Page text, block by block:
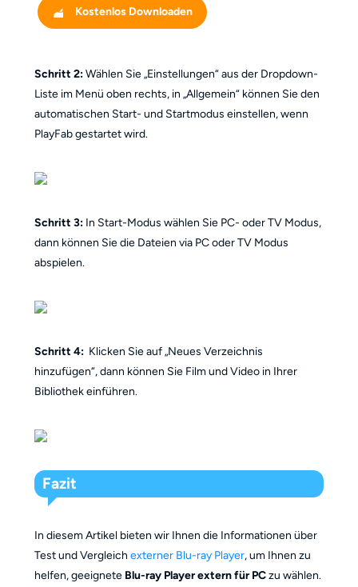
Kostenlos Downloaden
Schritt 2:Wählen Sie „Einstellungen“ aus der Dropdown-
Liste im Menü oben rechts, in „Allgemein“ können Sie den
automatischen Start- und Startmodus einstellen, wenn
PlayFab gestartet wird.
Schritt 3:In Start-Modus wählen Sie PC- oder TV Modus,
dann können Sie die Dateien via PC oder TV Modus
abspielen.
Schritt 4: Klicken Sie auf „Neues Verzeichnis
hinzufügen“, dann können Sie Film und Video in Ihrer
Bibliothek einführen.
Fazit
In diesem Artikel bieten wir Ihnen die Informationen über
Test und Vergleich externer Blu-ray Player, um Ihnen zu
helfen, geeignete Blu-ray Player extern für PCzu wählen.